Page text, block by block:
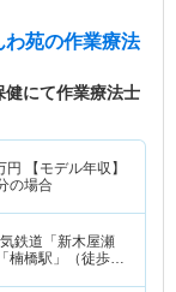
わ苑の作業療法
にて作業療法士
円
【モデル年収】
の場合
鉄道「新木屋瀬
楠橋駅」（徒歩